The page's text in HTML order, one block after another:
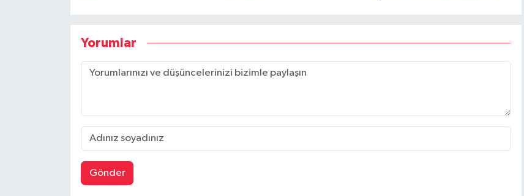
Yorumlar
Gönder